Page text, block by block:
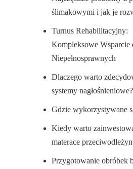
ślimakowymi i jak je
Turnus Rehabilitacyjny:
Kompleksowe Wsparcie
Niepełnosprawnych
Dlaczego warto
systemy nagłośnieniowe?
Gdzie wykorzystywane
Kiedy warto
materace
Przygotowanie obróbek